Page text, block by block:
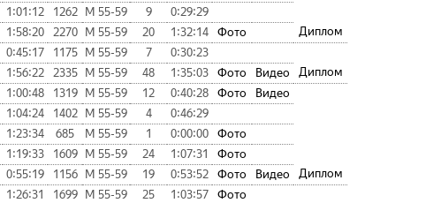
1:01:12 1262 М 55-59 9
0:29:29
1:58:20 2270 М 55-59 20 1:32:14 Фото
Диплом
0:45:17 1175 М 55-59 7
0:30:23
1:56:22 2335 М 55-59 48 1:35:03 Фото Видео
Диплом
1:00:48 1319 М 55-59 12 0:40:28 Фото
Видео
1:04:24 1402 М 55-59 4
0:46:29
1:23:34 685 М 55-59 1 0:00:00
Фото
1:19:33 1609 М 55-59 24 1:07:31
Фото
0:55:19 1156 М 55-59 19 0:53:52 Фото Видео
Диплом
1:26:31 1699 М 55-59 25 1:03:57
Фото